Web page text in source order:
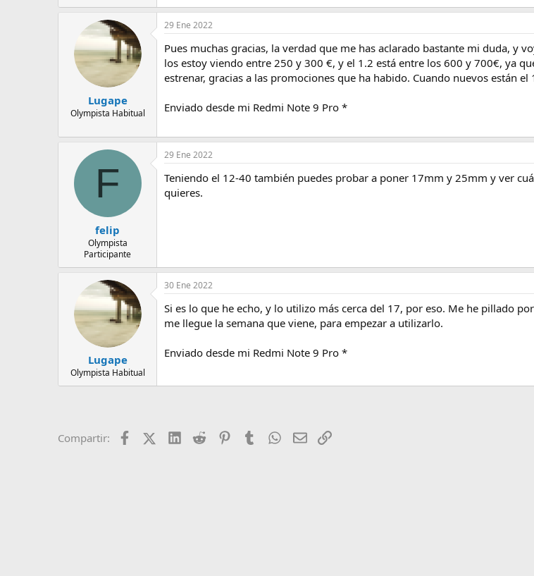
Lugape
Olympista Habitual
29 Ene 2022
Pues muchas gracias, la verdad que me has aclarado bastante mi duda, y
los estoy viendo entre 250 y 300 €, y el 1.2 está entre los 600 y 700€, ya
estrenar, gracias a las promociones que ha habido. Cuando nuevos están
Enviado desde mi Redmi Note 9 Pro *
F
felip
Olympista
Participante
29 Ene 2022
Teniendo el 12-40 también puedes probar a poner 17mm y 25mm y ver
quieres.
Lugape
Olympista Habitual
30 Ene 2022
Si es lo que he echo, y lo utilizo más cerca del 17, por eso. Me he pillado
me llegue la semana que viene, para empezar a utilizarlo.
Enviado desde mi Redmi Note 9 Pro *
Compartir: FacebookX (Twitter)
LinkedIn
Reddit PinterestTumblrWhatsApp
EmailEnlace